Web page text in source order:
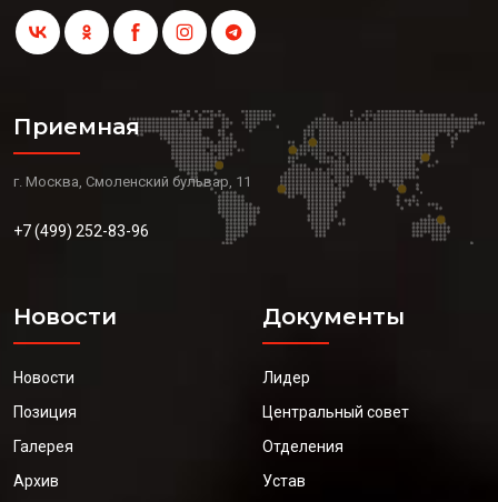
Приемная
г. Москва, Смоленский бульвар, 11
+7 (499) 252-83-96
Новости
Новости
Позиция
Галерея
Архив
Документы
Лидер
Центральный совет
Отделения
Устав